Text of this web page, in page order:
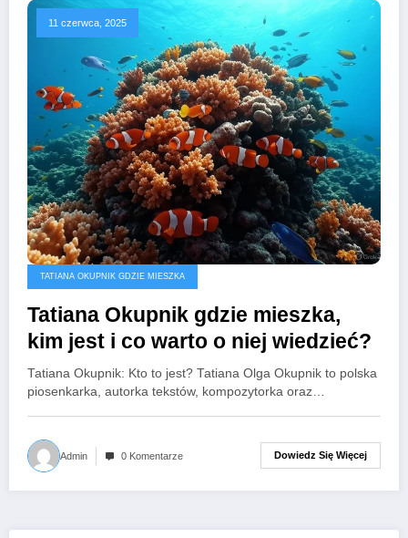
11 czerwca, 2025
TATIANA OKUPNIK GDZIE MIESZKA
Tatiana Okupnik gdzie mieszka,
kim jest i co warto o niej wiedzieć?
Tatiana Okupnik: Kto to jest? Tatiana Olga Okupnik to polska
piosenkarka, autorka tekstów, kompozytorka oraz…
Admin 0 Komentarze Dowiedz Się Więcej